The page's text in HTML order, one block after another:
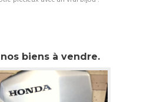
biens à vendre.